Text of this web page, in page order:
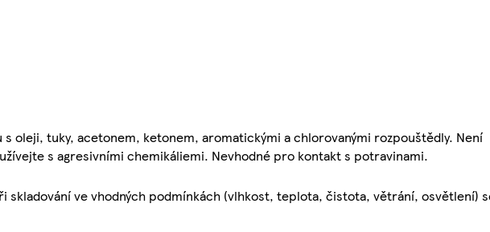
oleji, tuky, acetonem, ketonem, aromatickými a chlorovanými rozpouštědly. Není
s agresivními chemikáliemi. Nevhodné pro kontakt s potravinami.
skladování ve vhodných podmínkách (vlhkost, teplota, čistota, větrání, osvětlení)